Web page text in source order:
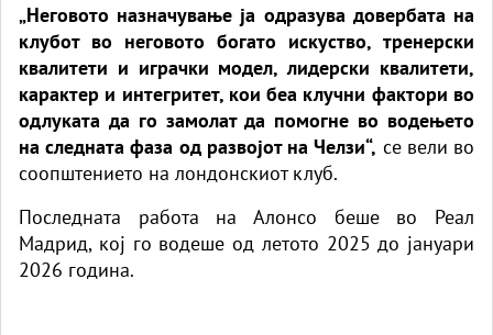
„Неговото назначување ја одразува довербата на
клубот во неговото богато искуство, тренерски
квалитети и играчки модел, лидерски квалитети,
карактер и интегритет, кои беа клучни фактори во
одлуката да го замолат да помогне во водењето
на следната фаза од развојот на Челзи“, се вели во
соопштението на лондонскиот клуб.
Последната работа на Алонсо беше во Реал
Мадрид, кој го водеше од летото 2025 до јануари
2026 година.